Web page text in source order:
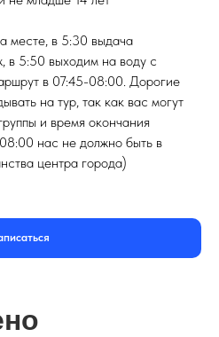
месте, в 5:30 выдача
в 5:50 выходим на воду с
в 07:45-08:00. Дорогие
на тур, так как вас могут
и время окончания
нас не должно быть в
центра города)